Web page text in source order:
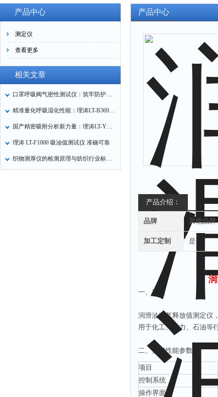
产品中心
测定仪
查看更多
相关文章
口罩呼吸阀气密性测试仪：筑牢防护口罩的质量关卡
精准量化呼吸湿化性能：理涛LT-B369湿化器数据采集装置技术解析
国产精密吸附分析新力量：理涛LT-Y019A全自动高压吸附仪的性能与应用解析
理涛 LT-F1000 吸油值测试仪 准确可靠
织物测厚仪的检测原理与纺织行业标准化应用
产品中心
产品介绍：
品牌 其他品牌
加工定制 是
一、描述
润滑油空气释放值测定仪
用于化工、电力、石油等
二、关键性能参数
项目
控制系统
操作界面